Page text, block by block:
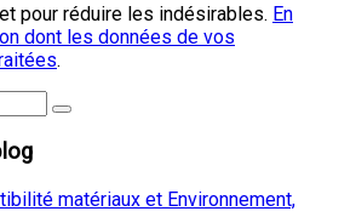
pour réduire les indésirables. En
dont les données de vos
.
matériaux et Environnement,